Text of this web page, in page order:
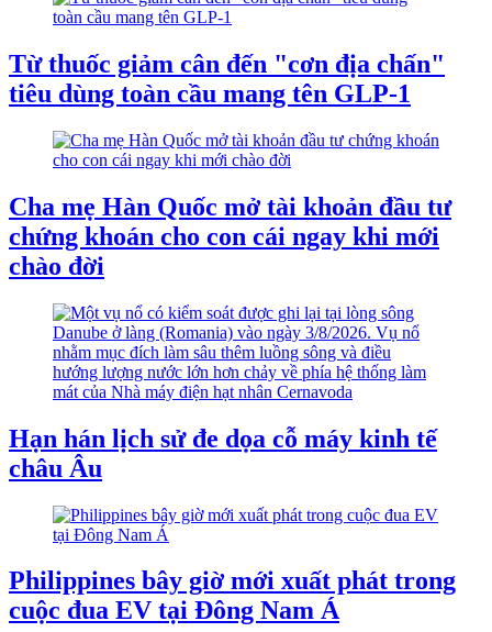
Từ thuốc giảm cân đến "cơn địa chấn"
tiêu dùng toàn cầu mang tên GLP-1
Cha mẹ Hàn Quốc mở tài khoản đầu tư
chứng khoán cho con cái ngay khi mới
chào đời
Hạn hán lịch sử đe dọa cỗ máy kinh tế
châu Âu
Philippines bây giờ mới xuất phát trong
cuộc đua EV tại Đông Nam Á